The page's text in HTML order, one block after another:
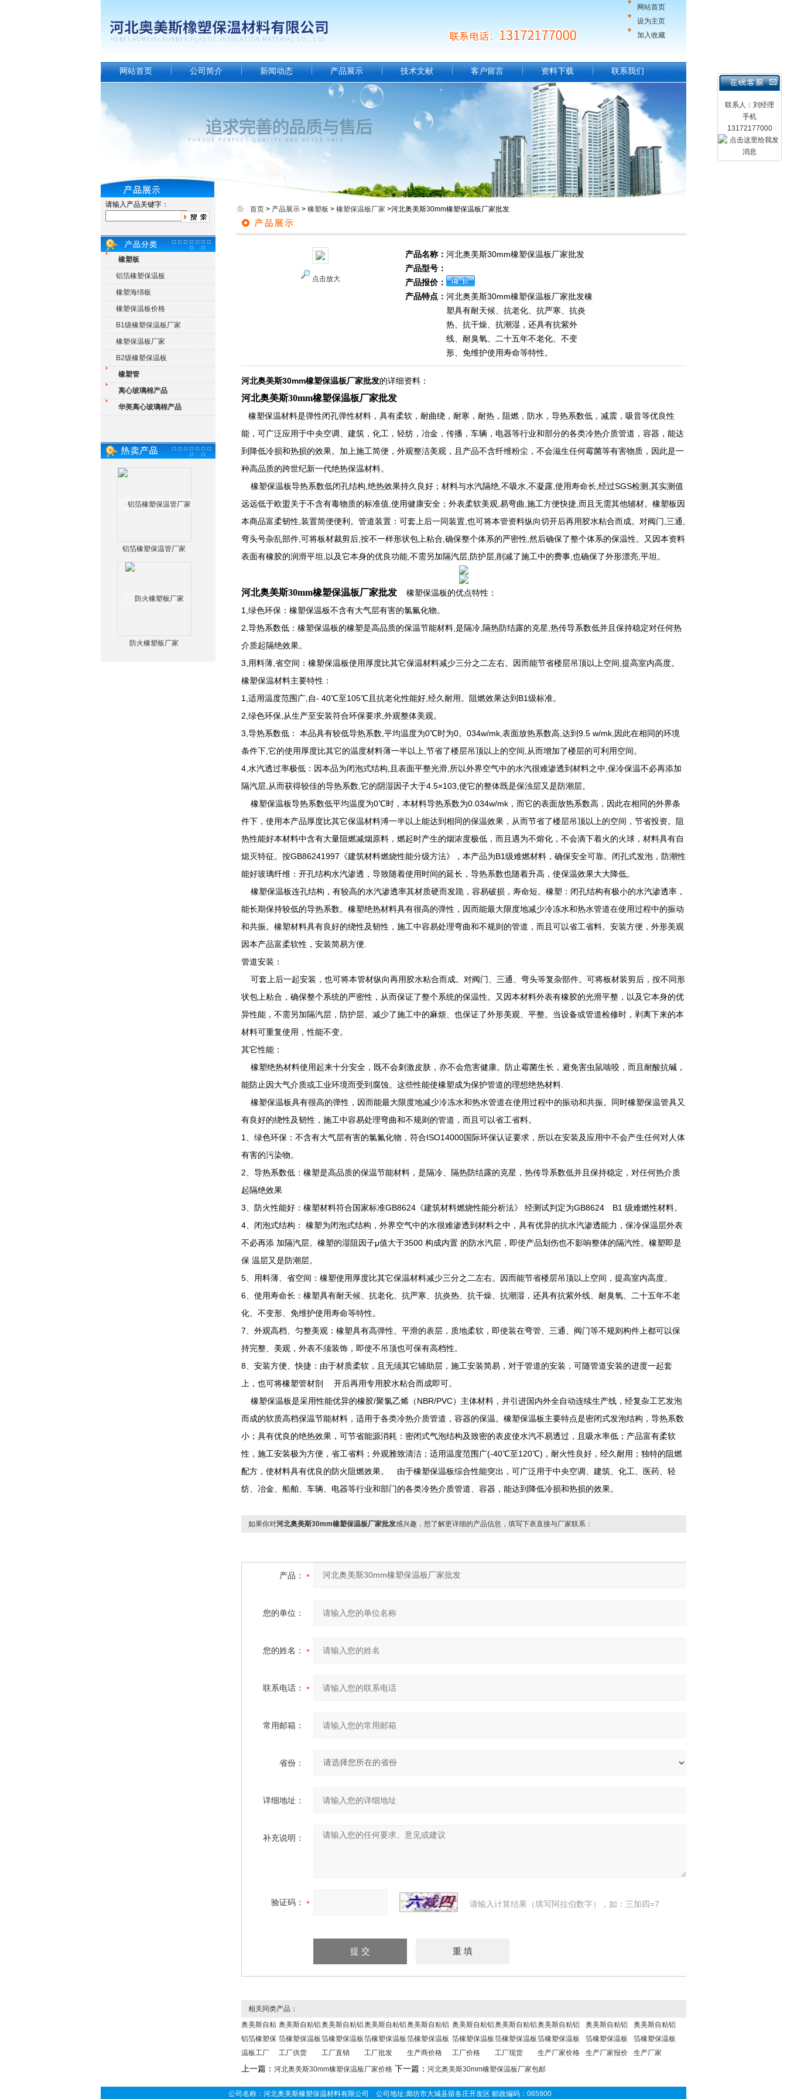
网站首页
设为主页
加入收藏
联系人：刘经理
手机
13172177000
网站首页 公司简介 新闻动态 产品展示 技术文献 客户留言 资料下载 联系我们
请输入产品关键字：
橡塑板
铝箔橡塑保温板
橡塑海绵板
橡塑保温板价格
B1级橡塑保温板厂家
橡塑保温板厂家
B2级橡塑保温板
橡塑管
离心玻璃棉产品
华美离心玻璃棉产品
铝箔橡塑保温管厂家
防火橡塑板厂家
首页 > 产品展示 > 橡塑板 > 橡塑保温板厂家 >河北奥美斯30mm橡塑保温板厂家批发
点击放大
产品名称： 河北奥美斯30mm橡塑保温板厂家批发
产品型号：
产品报价：
产品特点： 河北奥美斯30mm橡塑保温板厂家批发橡
塑具有耐天候、抗老化、抗严寒、抗炎
热、抗干燥、抗潮湿，还具有抗紫外
线、耐臭氧、二十五年不老化、不变
形、免维护使用寿命等特性。
河北奥美斯30mm橡塑保温板厂家批发的详细资料：
河北奥美斯30mm橡塑保温板厂家批发
橡塑保温材料是弹性闭孔弹性材料，具有柔软，耐曲绕，耐寒，耐热，阻燃，防水，导热系数低，减震，吸音等优良性
能，可广泛应用于中央空调、建筑，化工，轻纺，冶金，传播，车辆，电器等行业和部分的各类冷热介质管道，容器，能达
到降低冷损和热损的效果。加上施工简便，外观整洁美观，且产品不含纤维粉尘，不会滋生任何霉菌等有害物质，因此是一
种高品质的跨世纪新一代绝热保温材料。
橡塑保温板导热系数低闭孔结构,绝热效果持久良好；材料与水汽隔绝,不吸水,不凝露,使用寿命长,经过SGS检测,其实测值
远远低于欧盟关于不含有毒物质的标准值,使用健康安全；外表柔软美观,易弯曲,施工方便快捷,而且无需其他辅材。橡塑板因
本商品富柔韧性,装置简便便利。管道装置：可套上后一同装置,也可将本管资料纵向切开后再用胶水粘合而成。对阀门,三通,
弯头号杂乱部件,可将板材裁剪后,按不一样形状包上粘合,确保整个体系的严密性,然后确保了整个体系的保温性。又因本资料
表面有橡胶的润滑平坦,以及它本身的优良功能,不需另加隔汽层,防护层,削减了施工中的费事,也确保了外形漂亮,平坦。
河北奥美斯30mm橡塑保温板厂家批发 橡塑保温板的优点特性：
1,绿色环保：橡塑保温板不含有大气层有害的氯氟化物。
2,导热系数低：橡塑保温板的橡塑是高品质的保温节能材料,是隔冷,隔热防结露的克星,热传导系数低并且保持稳定对任何热
介质起隔绝效果。
3,用料薄,省空间：橡塑保温板使用厚度比其它保温材料减少三分之二左右。因而能节省楼层吊顶以上空间,提高室内高度。
橡塑保温材料主要特性：
1,适用温度范围广,自- 40℃至105℃且抗老化性能好,经久耐用。阻燃效果达到B1级标准。
2,绿色环保,从生产至安装符合环保要求,外观整体美观。
3,导热系数低： 本品具有较低导热系数,平均温度为0℃时为0。034w/mk,表面放热系数高,达到9.5 w/mk,因此在相同的环境
条件下,它的使用厚度比其它的温度材料薄一半以上,节省了楼层吊顶以上的空间,从而增加了楼层的可利用空间。
4,水汽透过率极低：因本品为闭泡式结构,且表面平整光滑,所以外界空气中的水汽很难渗透到材料之中,保冷保温不必再添加
隔汽层,从而获得较佳的导热系数,它的阴湿因子大于4.5×103,使它的整体既是保浊层又是防潮层。
橡塑保温板导热系数低平均温度为0℃时，本材料导热系数为0.034w/mk，而它的表面放热系数高，因此在相同的外界条
件下，使用本产品厚度比其它保温材料溥一半以上能达到相同的保温效果，从而节省了楼层吊顶以上的空间，节省投资。阻
热性能好本材料中含有大量阻燃减烟原料，燃起时产生的烟浓度极低，而且遇为不熔化，不会滴下着火的火球，材料具有自
熄灭特征。按GB86241997《建筑材料燃烧性能分级方法》，本产品为B1级难燃材料，确保安全可靠。闭孔式发泡，防潮性
能好玻璃纤维：开孔结构水汽渗透，导致随着使用时间的延长，导热系数也随着升高，使保温效果大大降低。
橡塑保温板连孔结构，有较高的水汽渗透率其材质硬而发跪，容易破损，寿命短。橡塑：闭孔结构有极小的水汽渗透率，
能长期保持较低的导热系数。橡塑绝热材料具有很高的弹性，因而能最大限度地减少冷冻水和热水管道在使用过程中的振动
和共振。橡塑材料具有良好的绕性及韧性，施工中容易处理弯曲和不规则的管道，而且可以省工省料。安装方便，外形美观
因本产品富柔软性，安装简易方便.
管道安装：
可套上后一起安装，也可将本管材纵向再用胶水粘合而成。对阀门、三通、弯头等复杂部件。可将板材装剪后，按不同形
状包上粘合，确保整个系统的严密性，从而保证了整个系统的保温性。又因本材料外表有橡胶的光滑平整，以及它本身的优
异性能，不需另加隔汽层，防护层、减少了施工中的麻烦、也保证了外形美观、平整。当设备或管道检修时，剥离下来的本
材料可重复使用，性能不变。
其它性能：
橡塑绝热材料使用起来十分安全，既不会刺激皮肤，亦不会危害健康。防止霉菌生长，避免害虫鼠啮咬，而且耐酸抗碱，
能防止因大气介质或工业环境而受到腐蚀。这些性能使橡塑成为保护管道的理想绝热材料.
橡塑保温板具有很高的弹性，因而能最大限度地减少冷冻水和热水管道在使用过程中的振动和共振。同时橡塑保温管具又
有良好的绕性及韧性，施工中容易处理弯曲和不规则的管道，而且可以省工省料。
1、绿色环保：不含有大气层有害的氯氟化物，符合ISO14000国际环保认证要求，所以在安装及应用中不会产生任何对人体
有害的污染物。
2、导热系数低：橡塑是高品质的保温节能材料，是隔冷、隔热防结露的克星，热传导系数低并且保持稳定，对任何热介质
起隔绝效果
3、防火性能好：橡塑材料符合国家标准GB8624《建筑材料燃烧性能分析法》 经测试判定为GB8624 B1 级难燃性材料。
4、闭泡式结构： 橡塑为闭泡式结构，外界空气中的水很难渗透到材料之中，具有优异的抗水汽渗透能力，保冷保温层外表
不必再添 加隔汽层。橡塑的湿阻因子μ值大于3500 构成内置 的防水汽层，即使产品划伤也不影响整体的隔汽性。橡塑即是
保 温层又是防潮层。
5、用料薄、省空间：橡塑使用厚度比其它保温材料减少三分之二左右。因而能节省楼层吊顶以上空间，提高室内高度。
6、使用寿命长：橡塑具有耐天候、抗老化、抗严寒、抗炎热、抗干燥、抗潮湿，还具有抗紫外线、耐臭氧、二十五年不老
化、不变形、免维护使用寿命等特性。
7、外观高档、匀整美观：橡塑具有高弹性、平滑的表层，质地柔软，即使装在弯管、三通、阀门等不规则构件上都可以保
持完整、美观，外表不须装饰，即使不吊顶也可保有高档性。
8、安装方便、快捷：由于材质柔软，且无须其它辅助层，施工安装简易，对于管道的安装，可随管道安装的进度一起套
上，也可将橡塑管材剖 开后再用专用胶水粘合而成即可。
橡塑保温板是采用性能优异的橡胶/聚氯乙烯（NBR/PVC）主体材料，并引进国内外全自动连续生产线，经复杂工艺发泡
而成的软质高档保温节能材料，适用于各类冷热介质管道，容器的保温。橡塑保温板主要特点是密闭式发泡结构，导热系数
小；具有优良的绝热效果，可节省能源消耗：密闭式气泡结构及致密的表皮使水汽不易透过，且吸水率低；产品富有柔软
性，施工安装极为方便，省工省料；外观雅致清洁；适用温度范围广(-40℃至120℃)，耐火性良好，经久耐用；独特的阻燃
配方，使材料具有优良的防火阻燃效果。 由于橡塑保温板综合性能突出，可广泛用于中央空调、建筑、化工、医药、轻
纺、冶金、船舶、车辆、电器等行业和部门的各类冷热介质管道、容器，能达到降低冷损和热损的效果。
如果你对河北奥美斯30mm橡塑保温板厂家批发感兴趣，想了解更详细的产品信息，填写下表直接与厂家联系：
产品：
您的单位：
您的姓名：
联系电话：
常用邮箱：
省份：
详细地址：
补充说明：
验证码： 请输入计算结果（填写阿拉伯数字），如：三加四=7
相关同类产品：
奥美斯自粘
铝箔橡塑保
温板工厂
奥美斯自粘铝
箔橡塑保温板
工厂供货
奥美斯自粘铝
箔橡塑保温板
工厂直销
奥美斯自粘铝
箔橡塑保温板
工厂批发
奥美斯自粘铝
箔橡塑保温板
生产商价格
奥美斯自粘铝
箔橡塑保温板
工厂价格
奥美斯自粘铝
箔橡塑保温板
工厂现货
奥美斯自粘铝
箔橡塑保温板
生产厂家价格
奥美斯自粘铝
箔橡塑保温板
生产厂家报价
奥美斯自粘铝
箔橡塑保温板
生产厂家
上一篇： 河北奥美斯30mm橡塑保温板厂家价格 下一篇： 河北奥美斯30mm橡塑保温板厂家包邮
公司名称：河北奥美斯橡塑保温材料有限公司 公司地址:廊坊市大城县留各庄开发区 邮政编码：065900